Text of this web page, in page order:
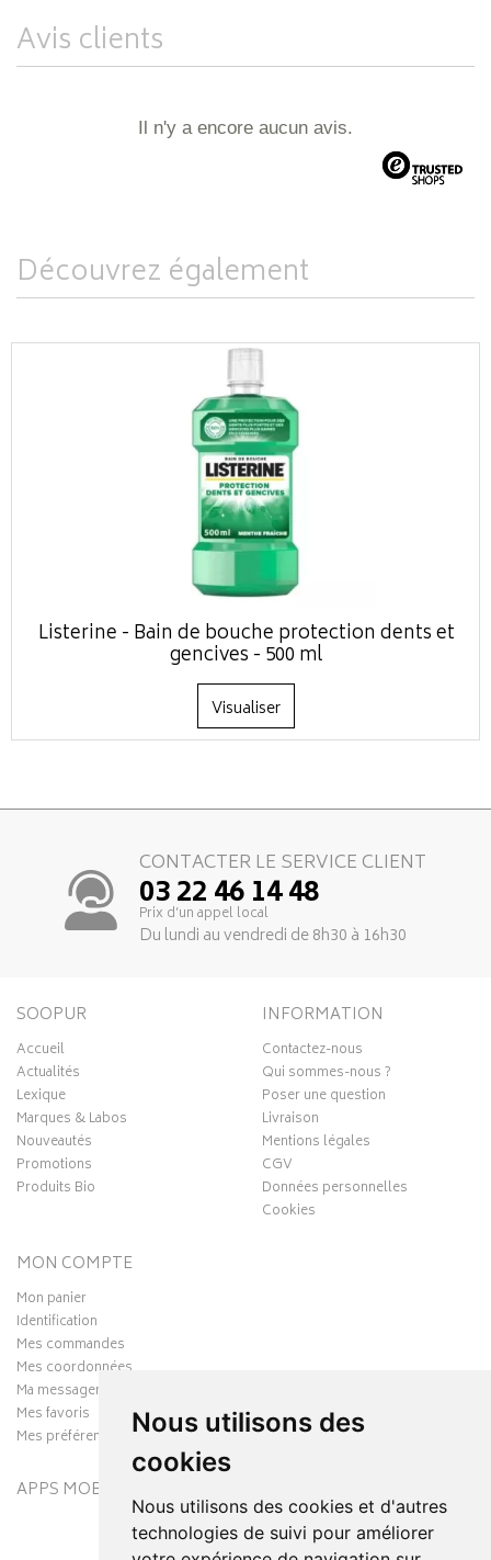
Nous utilisons des
cookies
Nous utilisons des cookies et d'autres
technologies de suivi pour améliorer
Avis clients
Il n'y a encore aucun avis.
Découvrez également
Listerine - Bain de bouche protection dents et
gencives - 500 ml
Visualiser
CONTACTER LE SERVICE CLIENT
03 22 46 14 48
Prix d’un appel local
Du lundi au vendredi de 8h30 à 16h30
SOOPUR
Accueil
Actualités
Lexique
Marques & Labos
Nouveautés
Promotions
Produits Bio
INFORMATION
Contactez-nous
Qui sommes-nous ?
Poser une question
Livraison
Mentions légales
CGV
Données personnelles
Cookies
MON COMPTE
Mon panier
Identification
Mes commandes
Mes coordonnées
Ma messagerie
Mes favoris
Mes préférences Cookies
APPS MOBILES